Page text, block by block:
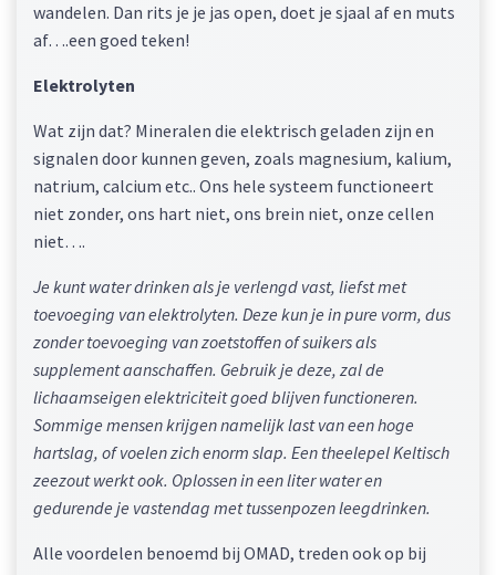
wandelen. Dan rits je je jas open, doet je sjaal af en muts
af….een goed teken!
Elektrolyten
Wat zijn dat? Mineralen die elektrisch geladen zijn en
signalen door kunnen geven, zoals magnesium, kalium,
natrium, calcium etc.. Ons hele systeem functioneert
niet zonder, ons hart niet, ons brein niet, onze cellen
niet….
Je kunt water drinken als je verlengd vast, liefst met
toevoeging van elektrolyten. Deze kun je in pure vorm, dus
zonder toevoeging van zoetstoffen of suikers als
supplement aanschaffen. Gebruik je deze, zal de
lichaamseigen elektriciteit goed blijven functioneren.
Sommige mensen krijgen namelijk last van een hoge
hartslag, of voelen zich enorm slap. Een theelepel Keltisch
zeezout werkt ook. Oplossen in een liter water en
gedurende je vastendag met tussenpozen leegdrinken.
Alle voordelen benoemd bij OMAD, treden ook op bij